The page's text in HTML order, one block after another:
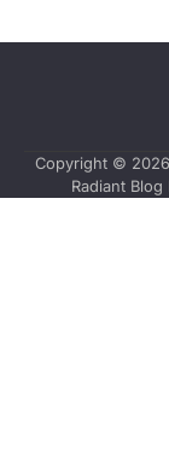
Copyright © 2026
Radiant Blog